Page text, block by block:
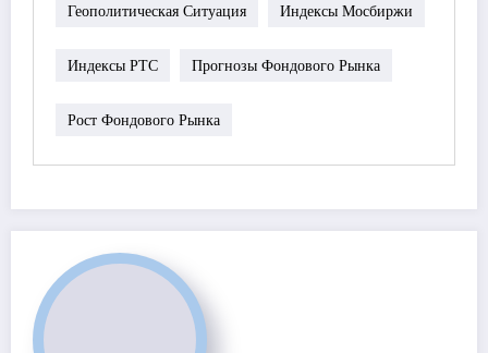
Геополитическая Ситуация Индексы Мосбиржи
Индексы РТС Прогнозы Фондового Рынка
Рост Фондового Рынка